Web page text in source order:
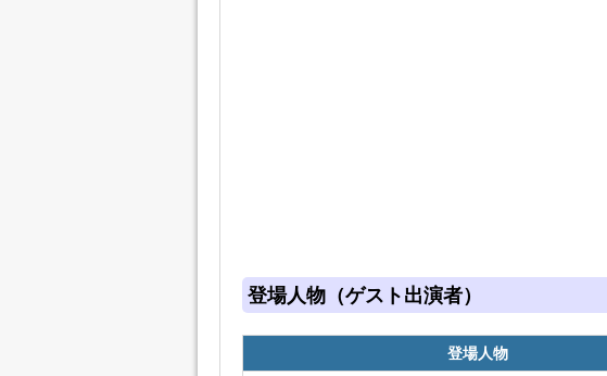
登場人物（ゲスト出演者）
登場人物